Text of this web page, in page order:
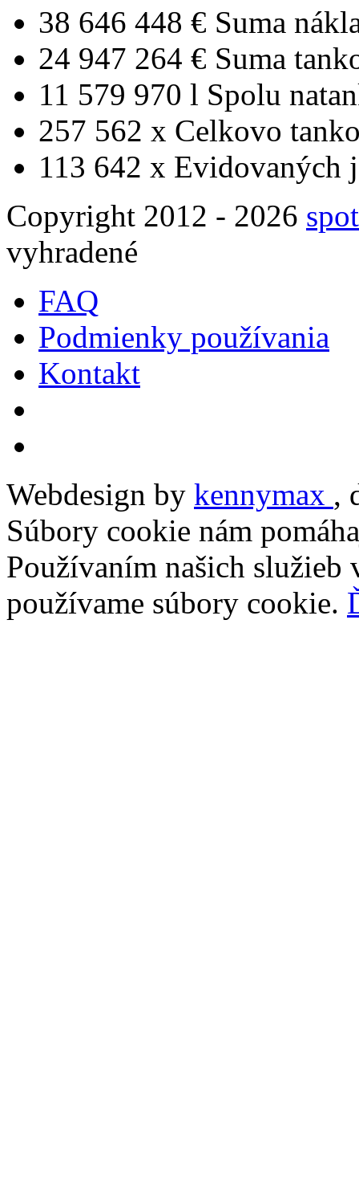
38 646 448 € Suma
24 947 264 € Suma
11 579 970 l Spolu
257 562 x Celkovo
113 642 x Evidovaných
Copyright 2012 - 2026
vyhradené
FAQ
Podmienky používania
Kontakt
Webdesign by kennymax ,
Súbory cookie nám
Používaním našich služieb
používame súbory cookie.